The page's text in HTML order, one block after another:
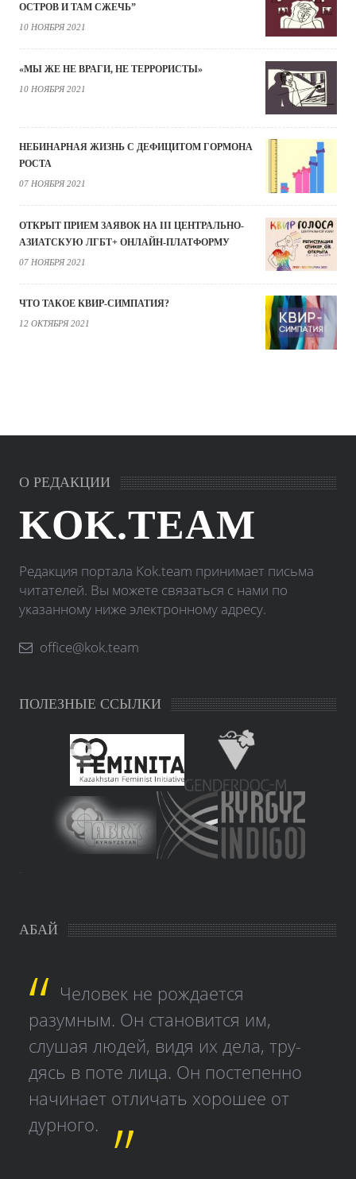
ОСТРОВ И ТАМ СЖЕЧЬ”
10 НОЯБРЯ 2021
«МЫ ЖЕ НЕ ВРАГИ, НЕ ТЕРРОРИСТЫ»
10 НОЯБРЯ 2021
НЕБИНАРНАЯ ЖИЗНЬ С ДЕФИЦИТОМ ГОРМОНА
РОСТА
07 НОЯБРЯ 2021
ОТКРЫТ ПРИЕМ ЗАЯВОК НА III ЦЕНТРАЛЬНО-
АЗИАТСКУЮ ЛГБТ+ ОНЛАЙН-ПЛАТФОРМУ
07 НОЯБРЯ 2021
ЧТО ТАКОЕ КВИР-СИМПАТИЯ?
12 ОКТЯБРЯ 2021
О РЕДАКЦИИ
KOK.TEAM
Редакция портала Kok.team принимает письма
читателей. Вы можете связаться с нами по
указанному ниже электронному адресу.
office@kok.team
ПОЛЕЗНЫЕ ССЫЛКИ
АБАЙ
Человек не рождается
разумным. Он становится им,
слушая людей, видя их дела, тру­
дясь в поте лица. Он постепенно
начинает отличать хорошее от
дурного.